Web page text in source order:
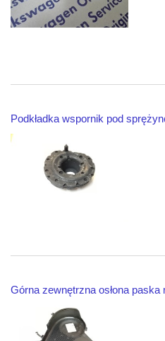
Podkładka wspornik pod
Górna zewnętrzna osłona paska